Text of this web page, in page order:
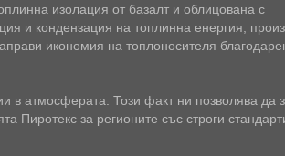
изолация от базалт и облицована с
и кондензация на топлинна енергия,
икономия на топлоносителя
в атмосферата. Този факт ни позволява да
Пиротекс за регионите със строги